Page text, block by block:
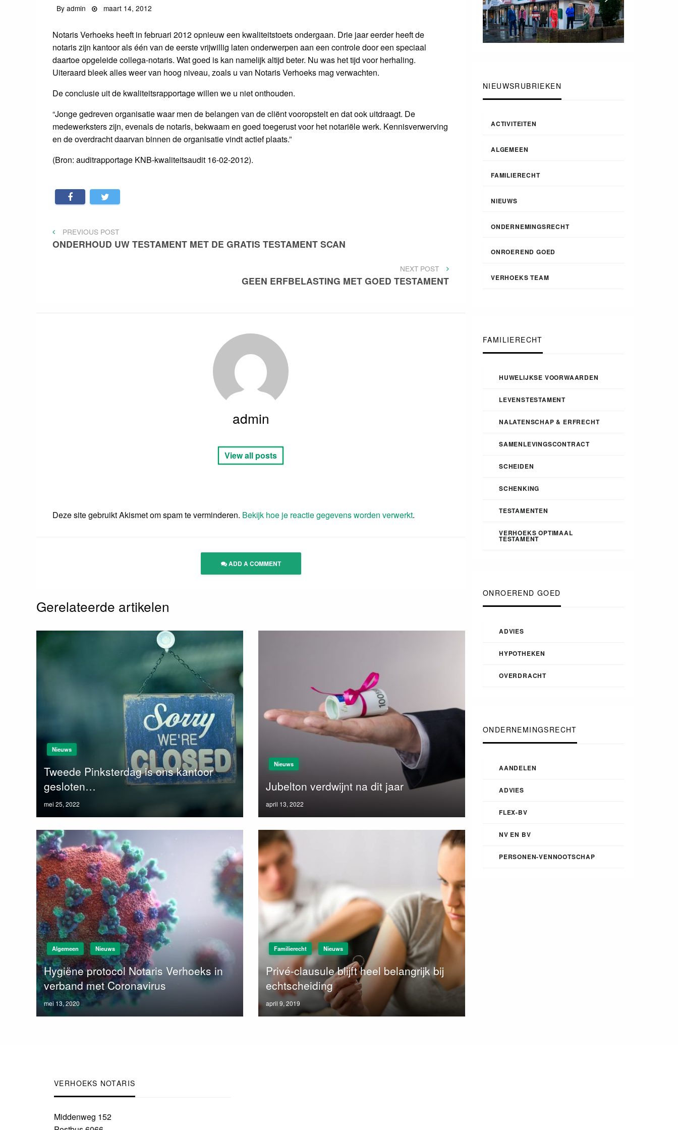
NIEUWSRUBRIEKEN
ACTIVITEITEN
ALGEMEEN
FAMILIERECHT
NIEUWS
ONDERNEMINGSRECHT
ONROEREND GOED
VERHOEKS TEAM
FAMILIERECHT
HUWELIJKSE VOORWAARDEN
LEVENSTESTAMENT
NALATENSCHAP & ERFRECHT
SAMENLEVINGSCONTRACT
SCHEIDEN
SCHENKING
TESTAMENTEN
VERHOEKS OPTIMAAL
TESTAMENT
ONROEREND GOED
ADVIES
HYPOTHEKEN
OVERDRACHT
ONDERNEMINGSRECHT
AANDELEN
ADVIES
FLEX-BV
NV EN BV
PERSONEN-VENNOOTSCHAP
Byadmin
Posted
maart 14, 2012
Notaris Verhoeks heeft in februari 2012 opnieuw een kwaliteitstoets ondergaan. Drie jaar eerder heeft de
notaris zijn kantoor als één van de eerste vrijwillig laten onderwerpen aan een controle door een speciaal
daartoe opgeleide collega-notaris. Wat goed is kan namelijk altijd beter. Nu was het tijd voor herhaling.
Uiteraard bleek alles weer van hoog niveau, zoals u van Notaris Verhoeks mag verwachten.
De conclusie uit de kwaliteitsrapportage willen we u niet onthouden.
“Jonge gedreven organisatie waar men de belangen van de cliënt vooropstelt en dat ook uitdraagt. De
medewerksters zijn, evenals de notaris, bekwaam en goed toegerust voor het notariële werk. Kennisverwerving
en de overdracht daarvan binnen de organisatie vindt actief plaats.”
(Bron: auditrapportage KNB-kwaliteitsaudit 16-02-2012).
Bericht
PREVIOUS
POST
PREVIOUS POST
ONDERHOUD UW TESTAMENT MET DE GRATIS TESTAMENT SCAN
NEXT
POST
NEXT POST
GEEN ERFBELASTING MET GOED TESTAMENT
admin
View all posts
Deze site gebruikt Akismet om spam te verminderen. Bekijk hoe je reactie gegevens worden verwerkt.
ADD A COMMENT
Gerelateerde artikelen
Nieuws
Tweede Pinksterdag is ons kantoor
gesloten…
Posted
on
mei 25, 2022
Nieuws
Jubelton verdwijnt na dit jaar
Posted
on
april 13, 2022
Algemeen Nieuws
Hygiëne protocol Notaris Verhoeks in
verband met Coronavirus
Posted
on
mei 13, 2020
Familierecht Nieuws
Privé-clausule blijft heel belangrijk bij
echtscheiding
Posted
on
april 9, 2019
VERHOEKS NOTARIS
Middenweg 152